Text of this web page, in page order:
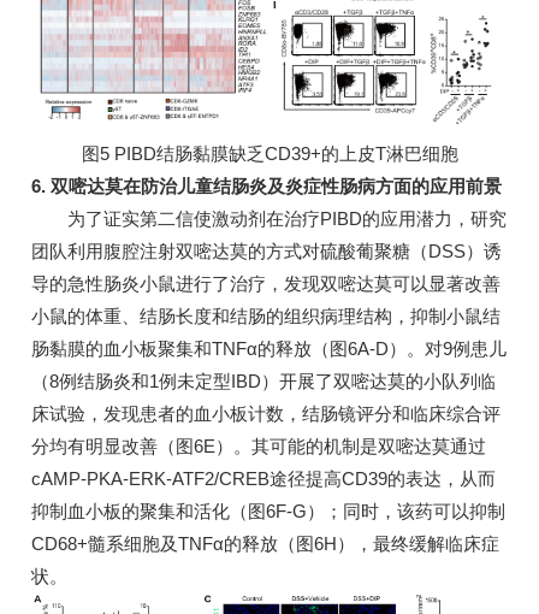
图5 PIBD结肠黏膜缺乏CD39+的上皮T淋巴细胞
6. 双嘧达莫在防治儿童结肠炎及炎症性肠病方面的应用前景
为了证实第二信使激动剂在治疗PIBD的应用潜力，研究
团队利用腹腔注射双嘧达莫的方式对硫酸葡聚糖（DSS）诱
导的急性肠炎小鼠进行了治疗，发现双嘧达莫可以显著改善
小鼠的体重、结肠长度和结肠的组织病理结构，抑制小鼠结
肠黏膜的血小板聚集和TNFα的释放（图6A-D）。对9例患儿
（8例结肠炎和1例未定型IBD）开展了双嘧达莫的小队列临
床试验，发现患者的血小板计数，结肠镜评分和临床综合评
分均有明显改善（图6E）。其可能的机制是双嘧达莫通过
cAMP-PKA-ERK-ATF2/CREB途径提高CD39的表达，从而
抑制血小板的聚集和活化（图6F-G）；同时，该药可以抑制
CD68+髓系细胞及TNFα的释放（图6H），最终缓解临床症
状。